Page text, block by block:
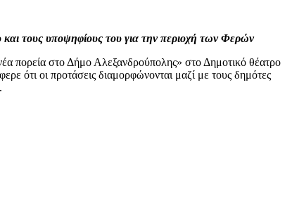
υποψηφίους του για την περιοχή των Φερών
πορεία στο Δήμο Αλεξανδρούπολης» στο Δημοτικό θέατρο
μαζί με τους δημότες